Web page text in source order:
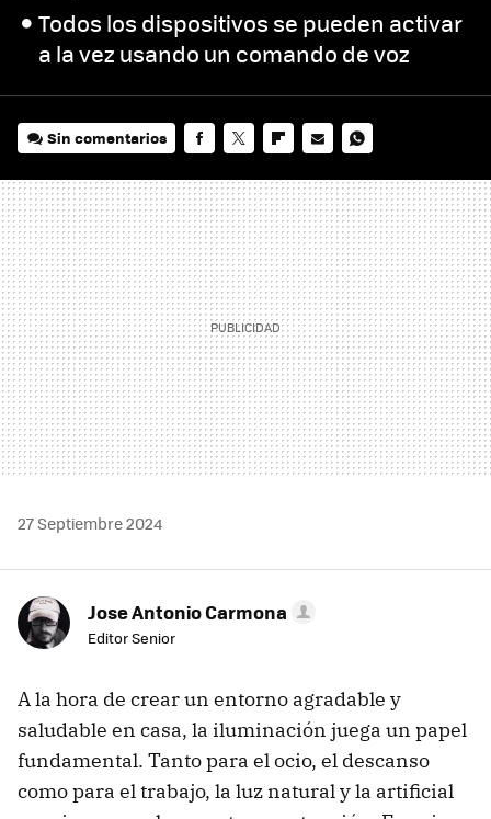
Todos los dispositivos se pueden activar
a la vez usando un comando de voz
Sin comentarios
MAIL
27 Septiembre 2024
Jose Antonio Carmona
Editor Senior
A la hora de crear un entorno agradable y
saludable en casa, la iluminación juega un papel
fundamental. Tanto para el ocio, el descanso
como para el trabajo, la luz natural y la artificial